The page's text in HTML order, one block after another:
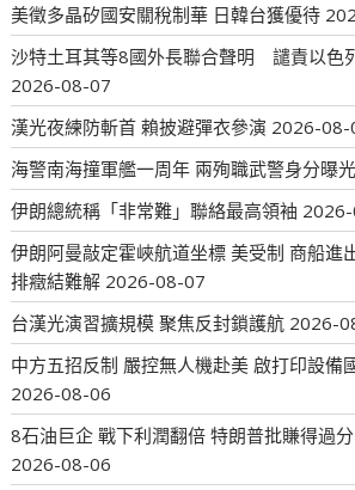
美徵多晶矽國安關稅制華 日韓台獲優待
沙特土耳其等8國外長聯合聲明 譴責以色
2026-08-07
漢光夜練防斬首 賴披避彈衣參演 2026-08-
海警南海撞軍艦一周年 兩殉職武警身分曝光
伊朗總統稱「非常難」聯絡最高領袖
伊朗阿曼敲定霍峽航道坐標 美受制 商船進
排癥結難解 2026-08-07
台漢光演習擴規模 聚焦反封鎖護航 2026-
中方五招反制 嚴控無人機赴美 啟打印設備
2026-08-06
8石油巨企 戰下利潤翻倍 特朗普批賺得過
2026-08-06